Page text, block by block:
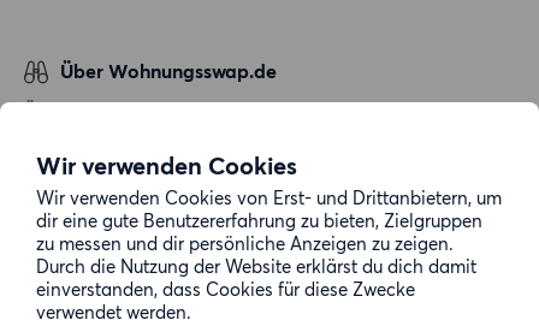
Wir verwenden Cookies
Wir verwenden Cookies von Erst- und Drittanbietern, um
dir eine gute Benutzererfahrung zu bieten, Zielgruppen
zu messen und dir persönliche Anzeigen zu zeigen.
Durch die Nutzung der Website erklärst du dich damit
einverstanden, dass Cookies für diese Zwecke
verwendet werden.
Über Wohnungsswap.de
Über uns
Datenschutz
Cookie-Richtlinie
Sitemap